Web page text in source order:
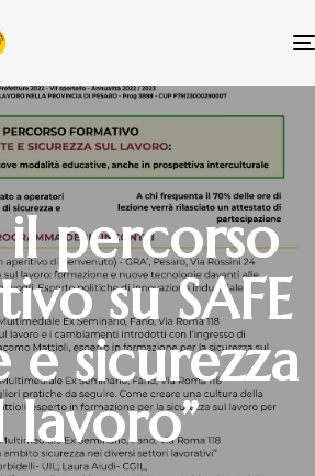
percorso
su SAFE
e sicurezza
lavoro”